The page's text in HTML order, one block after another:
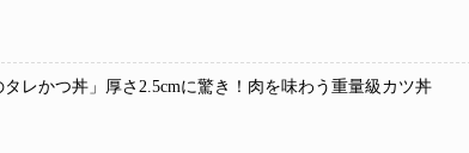
タレかつ丼」厚さ2.5cmに驚き！肉を味わう重量級カツ丼